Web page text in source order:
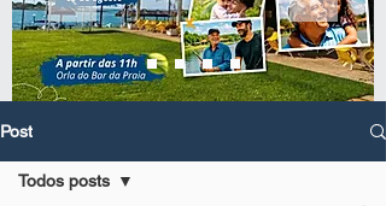
Post
Todos posts